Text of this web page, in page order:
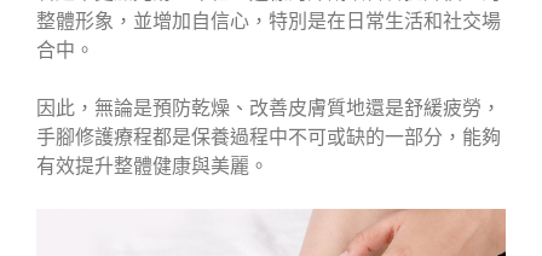
整體形象，並增加自信心，特別是在日常生活和社交場
合中。
因此，無論是預防乾燥、改善皮膚質地還是舒緩疲勞，
手腳修護療程都是保養過程中不可或缺的一部分，能夠
有效提升整體健康與美麗。